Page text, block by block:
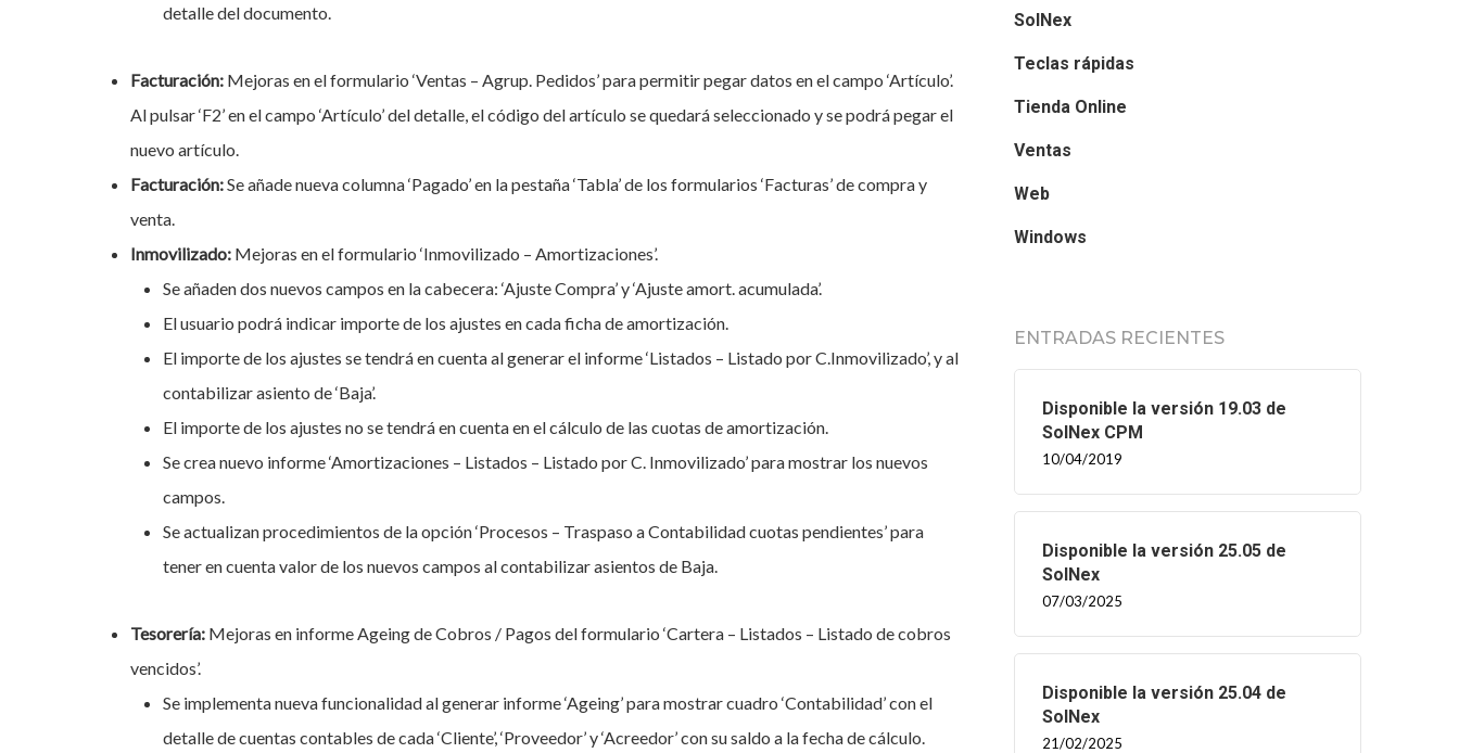
detalle del documento.
Facturación: Mejoras en el formulario ‘Ventas – Agrup. Pedidos’ para permitir pegar datos en el campo ‘Artículo’.
Al pulsar ‘F2’ en el campo ‘Artículo’ del detalle, el código del artículo se quedará seleccionado y se podrá pegar el
nuevo artículo.
Facturación:Se añade nueva columna ‘Pagado’ en la pestaña ‘Tabla’ de los formularios ‘Facturas’ de compra y
venta.
Inmovilizado: Mejoras en el formulario ‘Inmovilizado – Amortizaciones’.
Se añaden dos nuevos campos en la cabecera: ‘Ajuste Compra’ y ‘Ajuste amort. acumulada’.
El usuario podrá indicar importe de los ajustes en cada ficha de amortización.
El importe de los ajustes se tendrá en cuenta al generar el informe ‘Listados – Listado por C.Inmovilizado’, y al
contabilizar asiento de ‘Baja’.
El importe de los ajustes no se tendrá en cuenta en el cálculo de las cuotas de amortización.
Se crea nuevo informe ‘Amortizaciones – Listados – Listado por C. Inmovilizado’ para mostrar los nuevos
campos.
Se actualizan procedimientos de la opción ‘Procesos – Traspaso a Contabilidad cuotas pendientes’ para
tener en cuenta valor de los nuevos campos al contabilizar asientos de Baja.
Tesorería: Mejoras en informe Ageing de Cobros / Pagos del formulario ‘Cartera – Listados – Listado de cobros
vencidos’.
Se implementa nueva funcionalidad al generar informe ‘Ageing’ para mostrar cuadro ‘Contabilidad’ con el
detalle de cuentas contables de cada ‘Cliente’, ‘Proveedor’ y ‘Acreedor’ con su saldo a la fecha de cálculo.
SolNex
Teclas rápidas
Tienda Online
Ventas
Web
Windows
ENTRADAS RECIENTES
Disponible la versión 19.03 de
SolNex CPM
10/04/2019
Disponible la versión 25.05 de
SolNex
07/03/2025
Disponible la versión 25.04 de
SolNex
21/02/2025